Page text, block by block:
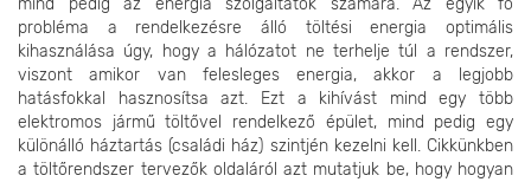
mind pedig az energia szolgáltatók számára. Az egyik fő
probléma a rendelkezésre álló töltési energia optimális
kihasználása úgy, hogy a hálózatot ne terhelje túl a rendszer,
viszont amikor van felesleges energia, akkor a legjobb
hatásfokkal hasznosítsa azt. Ezt a kihívást mind egy több
elektromos jármű töltővel rendelkező épület, mind pedig egy
különálló háztartás (családi ház) szintjén kezelni kell. Cikkünkben
a töltőrendszer tervezők oldaláról azt mutatjuk be, hogy hogyan